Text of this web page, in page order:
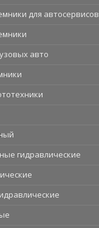
для автосервисов
авто
гидравлические